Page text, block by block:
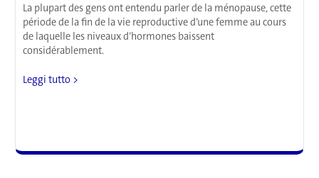
La plupart des gens ont entendu parler de la ménopause, cette
période de la fin de la vie reproductive d’une femme au cours
de laquelle les niveaux d’hormones baissent
considérablement.
Dix
Leggi tutto >